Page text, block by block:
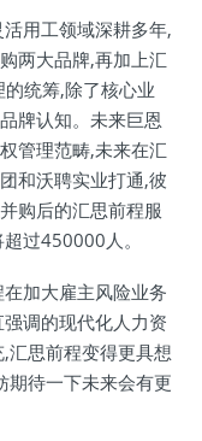
用工领域深耕多年,
两大品牌,再加上汇
统筹,除了核心业
牌认知。未来巨恩
管理范畴,未来在汇
和沃聘实业打通,彼
购后的汇思前程服
过450000人。
加大雇主风险业务
调的现代化人力资
汇思前程变得更具想
期待一下未来会有更